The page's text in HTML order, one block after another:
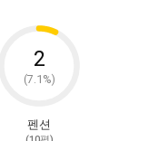
2
(7.1%)
펜션